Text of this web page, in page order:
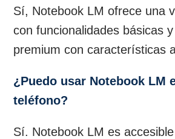
Sí, Notebook LM ofrece una
con funcionalidades básicas
premium con características
¿Puedo usar Notebook LM
teléfono?
Sí. Notebook LM es